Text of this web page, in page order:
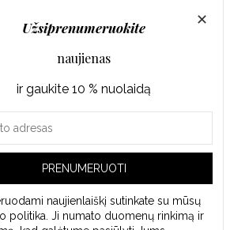
tortas be
idėją orkaitėje iškepti braškes.
pagaminti lengvą, vasarišką
✕
Užsiprenumeruokite
naujienas
ir gaukite 10 % nuolaidą
PRENUMERUOTI
naujienlaiškį sutinkate su mūsų
politika . Ji numato duomenų rinkimą ir